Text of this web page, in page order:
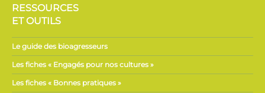
RESSOURCES
ET OUTILS
Le guide des bioagresseurs
Les fiches « Engagés pour nos cultures »
Les fiches « Bonnes pratiques »